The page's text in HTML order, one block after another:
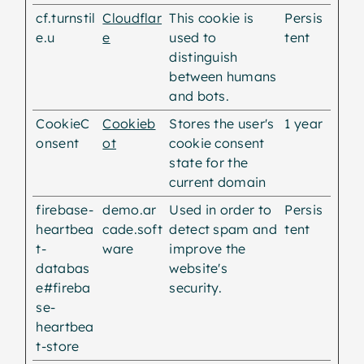
cf.turnstil
e.u
Cloudflar
e
This cookie is
used to
distinguish
between humans
and bots.
Persis
tent
CookieC
onsent
Cookieb
ot
Stores the user's
cookie consent
state for the
current domain
1 year
firebase-
heartbea
t-
databas
e#fireba
se-
heartbea
t-store
demo.ar
cade.soft
ware
Used in order to
detect spam and
improve the
website's
security.
Persis
tent